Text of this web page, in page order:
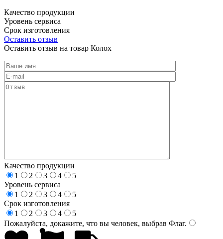
Качество продукции
Уровень сервиса
Срок изготовления
Оставить отзыв
Оставить отзыв на товар Колох
Качество продукции
1
2 3 4
5
Уровень сервиса
1
2 3 4
5
Срок изготовления
1
2 3 4
5
Пожалуйста, докажите, что вы человек, выбрав Флаг.